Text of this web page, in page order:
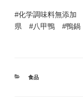
#化学調味料無添
県 #八甲鴨 #鴨鍋
カ
食品